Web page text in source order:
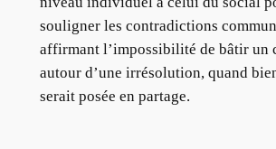
souligner les contradictions
affirmant l’impossibilité de bâtir un
autour d’une irrésolution, quand
serait posée en partage.